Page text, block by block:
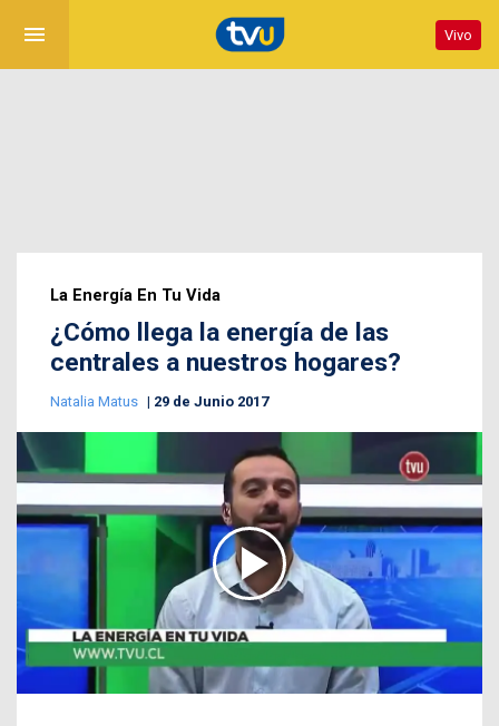
menu Vivo
La Energía En Tu Vida
¿Cómo llega la energía de las
centrales a nuestros hogares?
Natalia Matus 29 de Junio 2017